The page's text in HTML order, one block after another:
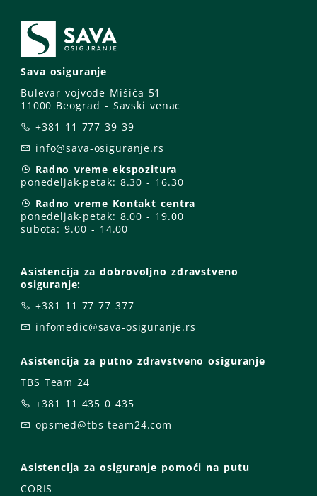
Sava osiguranje
Bulevar vojvode Mišića 51
11000 Beograd - Savski venac
+381 11 777 39 39
info@sava-osiguranje.rs
Radno vreme ekspozitura
ponedeljak-petak: 8.30 - 16.30
Radno vreme Kontakt centra
ponedeljak-petak: 8.00 - 19.00
subota: 9.00 - 14.00
Asistencija za dobrovoljno zdravstveno
osiguranje:
+381 11 77 77 377
infomedic@sava-osiguranje.rs
Asistencija za putno zdravstveno osiguranje
TBS Team 24
+381 11 435 0 435
opsmed@tbs-team24.com
Asistencija za osiguranje pomoći na putu
CORIS